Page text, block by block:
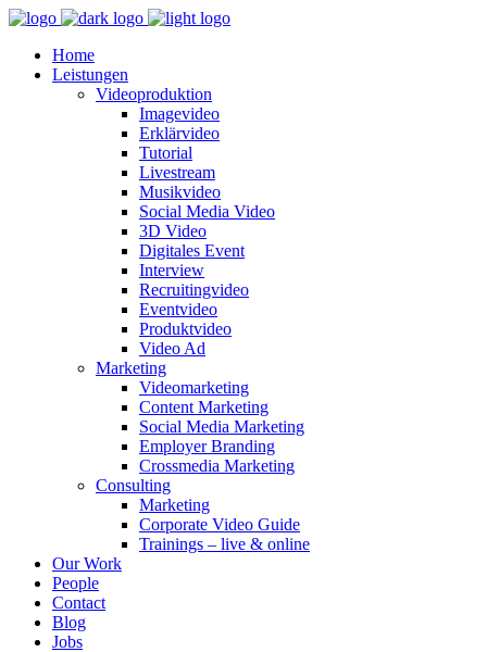
Home
Leistungen
Videoproduktion
Imagevideo
Erklärvideo
Tutorial
Livestream
Musikvideo
Social Media Video
3D Video
Digitales Event
Interview
Recruitingvideo
Eventvideo
Produktvideo
Video Ad
Marketing
Videomarketing
Content Marketing
Social Media Marketing
Employer Branding
Crossmedia Marketing
Consulting
Marketing
Corporate Video Guide
Trainings – live & online
Our Work
People
Contact
Blog
Jobs